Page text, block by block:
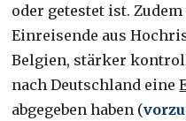
oder getestet ist.
Einreisende aus
Belgien, stärker
nach Deutschland eine
abgegeben haben (